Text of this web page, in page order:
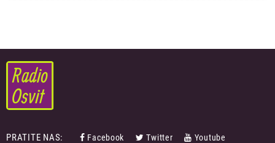
PRATITE NAS: Facebook Twitter Youtube